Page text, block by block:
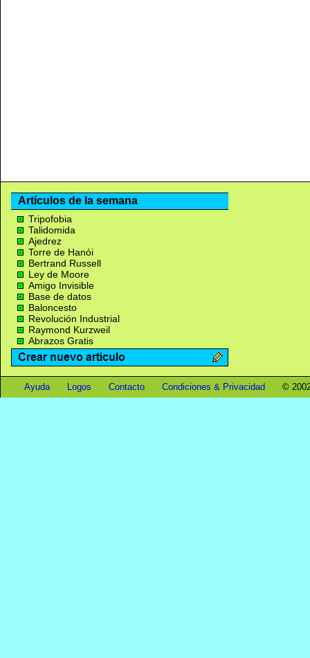
Artículos de la semana
Tripofobia
Talidomida
Ajedrez
Torre de Hanói
Bertrand Russell
Ley de Moore
Amigo Invisible
Base de datos
Baloncesto
Revolución Industrial
Raymond Kurzweil
Abrazos Gratis
Ayuda Logos Contacto Condiciones & Privacidad ©